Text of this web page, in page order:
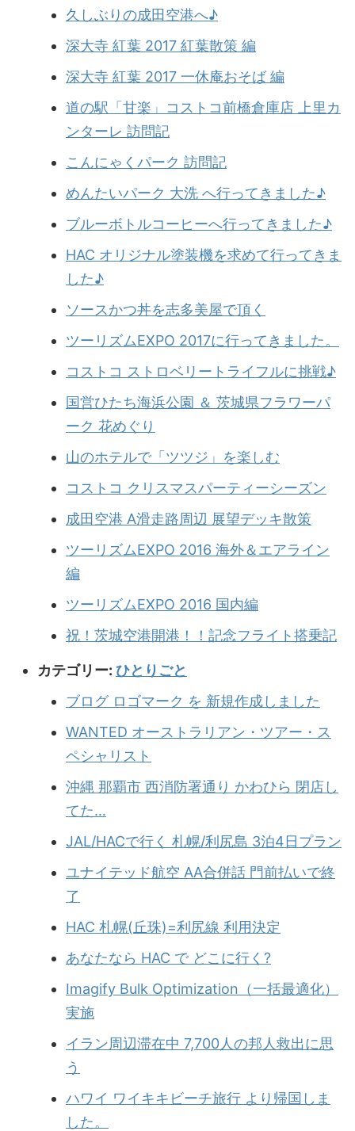
久しぶりの成田空港へ♪
深大寺 紅葉 2017 紅葉散策 編
深大寺 紅葉 2017 一休庵おそば 編
道の駅「甘楽」コストコ前橋倉庫店 上里カ
ンターレ 訪問記
こんにゃくパーク 訪問記
めんたいパーク 大洗 へ行ってきました♪
ブルーボトルコーヒーへ行ってきました♪
HAC オリジナル塗装機を求めて行ってきま
した♪
ソースかつ丼を志多美屋で頂く
ツーリズムEXPO 2017に行ってきました。
コストコ ストロベリートライフルに挑戦♪
国営ひたち海浜公園 ＆ 茨城県フラワーパ
ーク 花めぐり
山のホテルで「ツツジ」を楽しむ
コストコ クリスマスパーティーシーズン
成田空港 A滑走路周辺 展望デッキ散策
ツーリズムEXPO 2016 海外＆エアライン
編
ツーリズムEXPO 2016 国内編
祝！茨城空港開港！！記念フライト搭乗記
カテゴリー: ひとりごと
ブログ ロゴマーク を 新規作成しました
WANTED オーストラリアン・ツアー・ス
ペシャリスト
沖縄 那覇市 西消防署通り かわひら 閉店し
てた…
JAL/HACで行く 札幌/利尻島 3泊4日プラン
ユナイテッド航空 AA合併話 門前払いで終
了
HAC 札幌(丘珠)=利尻線 利用決定
あなたなら HAC で どこに行く?
Imagify Bulk Optimization（一括最適化）
実施
イラン周辺滞在中 7,700人の邦人救出に思
う
ハワイ ワイキキビーチ旅行 より帰国しま
した。